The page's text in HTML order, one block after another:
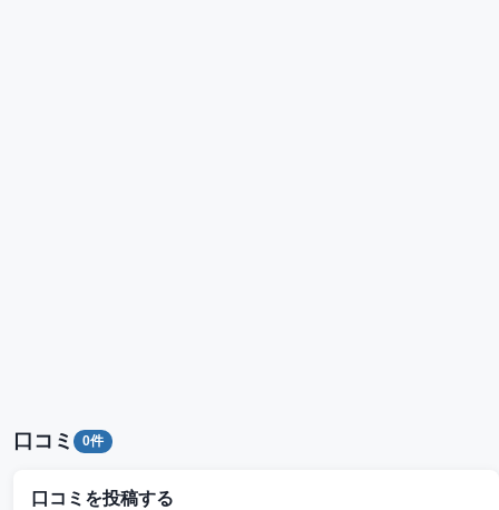
口コミ 0件
口コミを投稿する